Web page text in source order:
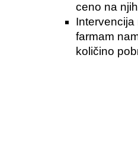
ceno na
farmam
količino